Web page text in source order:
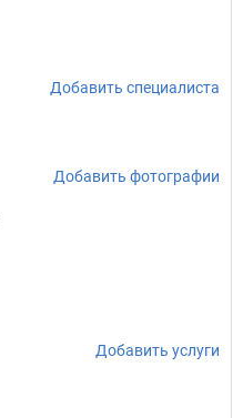
Добавить специалиста
Добавить фотографии
Добавить услуги